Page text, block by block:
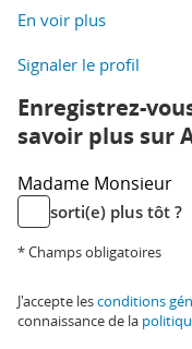
En voir plus
Signaler le profil
Enregistrez-
savoir plus sur
Madame Monsieur
sorti(e) plus tôt ?
* Champs obligatoires
J'accepte lesconditions
connaissance de la